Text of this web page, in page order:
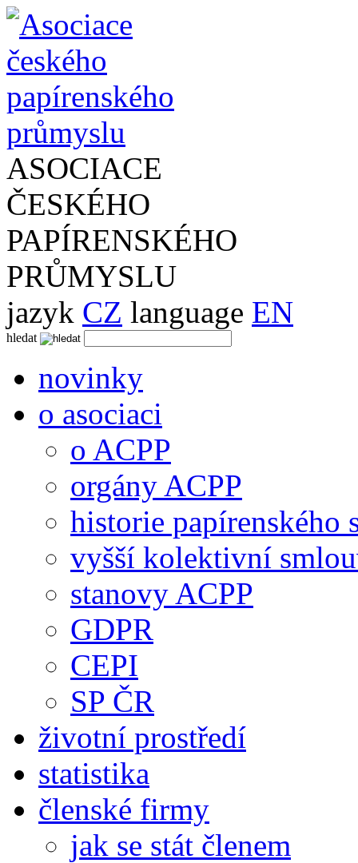
ASOCIACE
ČESKÉHO
PAPÍRENSKÉHO
PRŮMYSLU
jazyk CZ language EN
hledat
novinky
o asociaci
o ACPP
orgány ACPP
historie papírenského
vyšší kolektivní
stanovy ACPP
GDPR
CEPI
SP ČR
životní prostředí
statistika
členské firmy
jak se stát členem